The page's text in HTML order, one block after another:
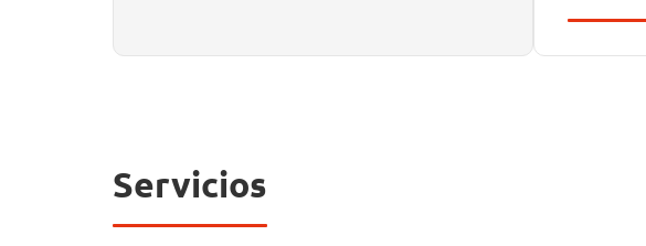
Servicios